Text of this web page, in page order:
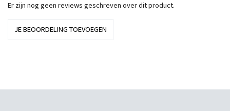
Er zijn nog geen reviews geschreven over dit product.
JE BEOORDELING TOEVOEGEN